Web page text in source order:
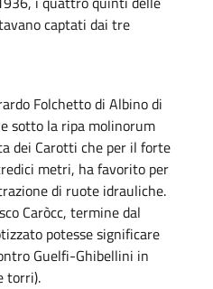
captati dai tre
Folchetto di Albino di
sotto la ripa molinorum
dei Carotti che per il forte
metri, ha favorito per
di ruote idrauliche.
Caròcc, termine dal
potesse significare
Guelfi-Ghibellini in
torri).